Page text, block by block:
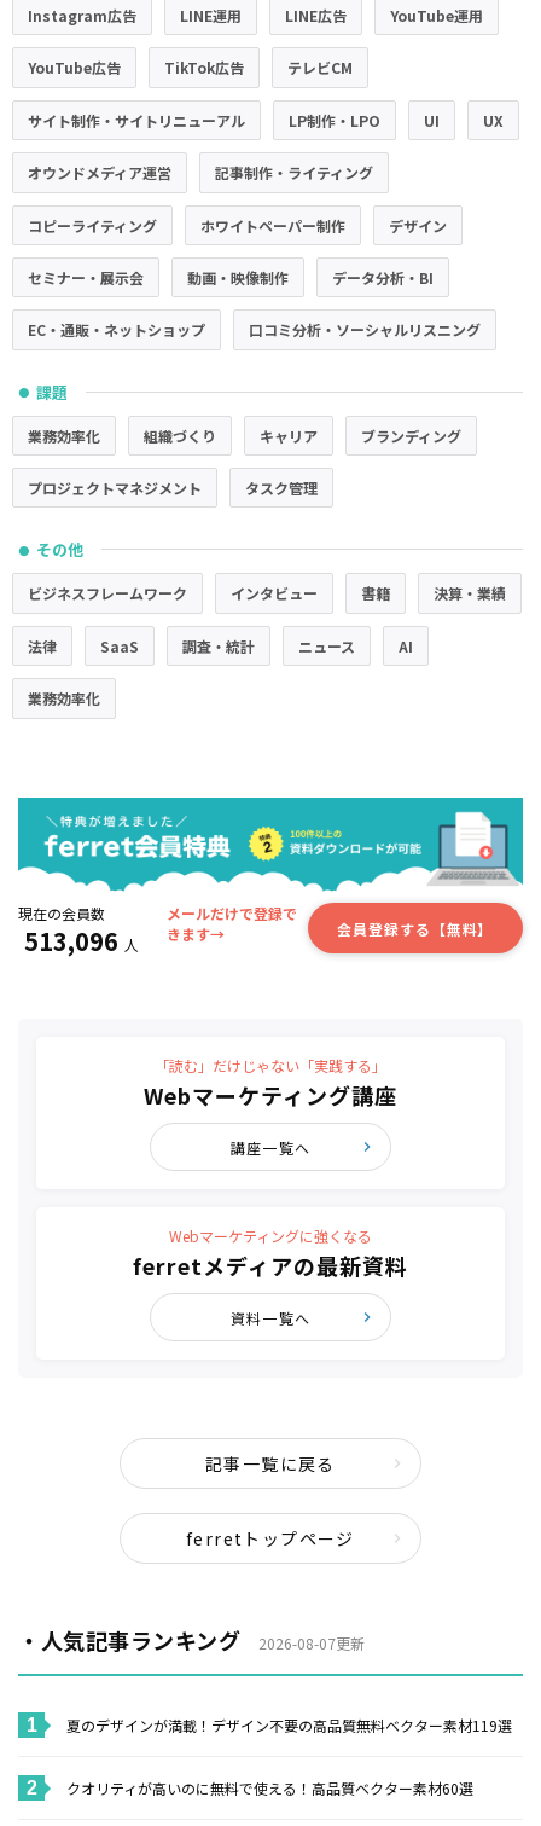
Instagram広告 LINE運用 LINE広告 YouTube運用
YouTube広告 TikTok広告 テレビCM
サイト制作・サイトリニューアル LP制作・LPO UI UX
オウンドメディア運営 記事制作・ライティング
コピーライティング ホワイトペーパー制作 デザイン
セミナー・展示会 動画・映像制作 データ分析・BI
EC・通販・ネットショップ 口コミ分析・ソーシャルリスニング
● 課題
業務効率化 組織づくり キャリア ブランディング
プロジェクトマネジメント タスク管理
● その他
ビジネスフレームワーク インタビュー 書籍 決算・業績
法律 SaaS 調査・統計 ニュース AI
業務効率化
現在の会員数
513,096 人
メールだけで登録で
きます→
会員登録する【無料】
「読む」だけじゃない「実践する」
Webマーケティング講座
講座一覧へ
Webマーケティングに強くなる
ferretメディアの最新資料
資料一覧へ
記事一覧に戻る
ferretトップページ
・人気記事ランキング 2026-08-07更新
夏のデザインが満載！デザイン不要の高品質無料ベクター素材119選
クオリティが高いのに無料で使える！高品質ベクター素材60選